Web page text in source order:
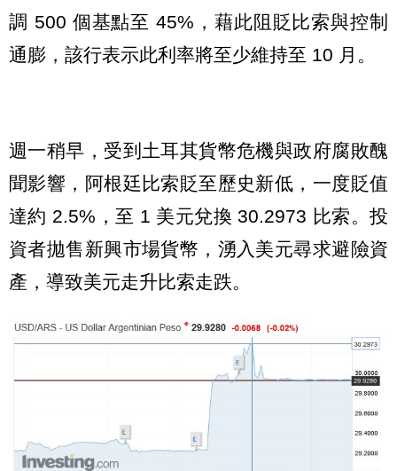
調 500 個基點至 45%，藉此阻貶比索與控制
通膨，該行表示此利率將至少維持至 10 月。
週一稍早，受到土耳其貨幣危機與政府腐敗醜
聞影響，阿根廷比索貶至歷史新低，一度貶值
達約 2.5%，至 1 美元兌換 30.2973 比索。投
資者拋售新興市場貨幣，湧入美元尋求避險資
產，導致美元走升比索走跌。